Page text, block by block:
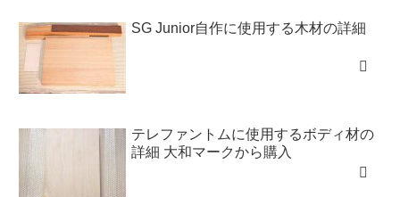
SG Junior自作に使用する木材の詳細
テレファントムに使用するボディ材の
詳細 大和マークから購入